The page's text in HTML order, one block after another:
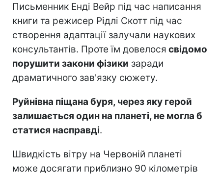
Письменник Енді Вейр під час написання
книги та режисер Рідлі Скотт під час
створення адаптації залучали наукових
консультантів. Проте їм довелося свідомо
порушити закони фізики заради
драматичного зав'язку сюжету.
Руйнівна піщана буря, через яку герой
залишається один на планеті, не могла б
статися насправді.
Швидкість вітру на Червоній планеті
може досягати приблизно 90 кілометрів